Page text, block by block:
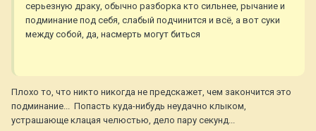
серьезную драку, обычно разборка кто сильнее, рычание и
подминание под себя, слабый подчинится и всё, а вот суки
между собой, да, насмерть могут биться
Плохо то, что никто никогда не предскажет, чем закончится это
подминание... Попасть куда-нибудь неудачно клыком,
устрашающе клацая челюстью, дело пару секунд...